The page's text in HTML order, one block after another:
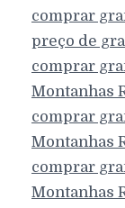
comprar
preço de
comprar
Montanhas
comprar
Montanhas
comprar
Montanhas